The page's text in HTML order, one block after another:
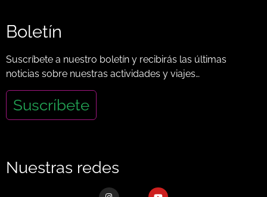
Boletín
Suscríbete a nuestro boletín y recibirás las últimas
noticias sobre nuestras actividades y viajes…
Suscríbete
Nuestras redes